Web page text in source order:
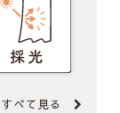
すべて見る